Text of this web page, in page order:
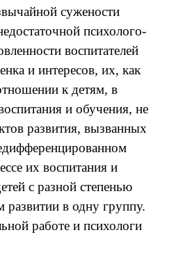
сужености
психолого-
воспитателей
и интересов, их, как
к детям, в
и обучения, не
развития, вызванных
их воспитания и
с разной степенью
развитии в одну группу.
работе и психологи